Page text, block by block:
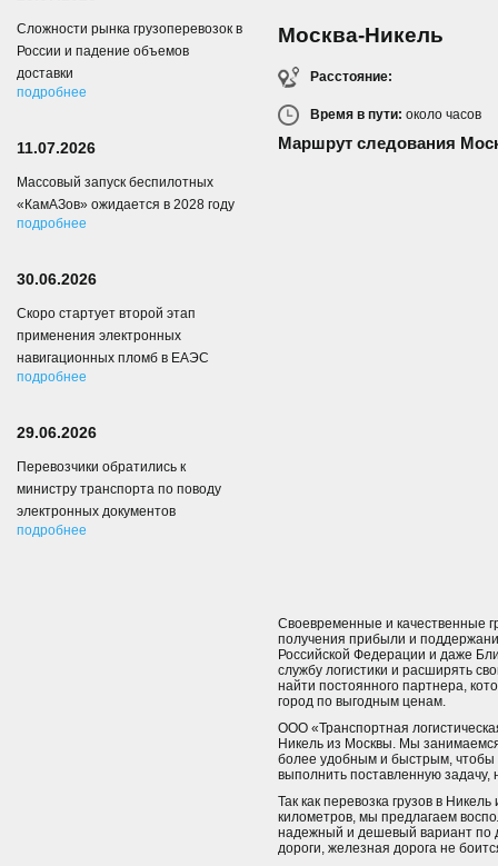
Москва-Никель
Расстояние:
Время в пути: около часов
Маршрут следования
Своевременные и качественные
получения прибыли и
Российской Федерации и даже
службу логистики и расширять
найти постоянного партнера,
город по выгодным ценам.
ООО «Транспортная
Никель из Москвы. Мы
более удобным и быстрым, чтобы
выполнить поставленную задачу,
Так как перевозка грузов в
километров, мы предлагаем
надежный и дешевый вариант по
дороги, железная дорога не
Сложности рынка грузоперевозок в
России и падение объемов
доставки
подробнее
11.07.2026
Массовый запуск беспилотных
«КамАЗов» ожидается в 2028 году
подробнее
30.06.2026
Скоро стартует второй этап
применения электронных
навигационных пломб в ЕАЭС
подробнее
29.06.2026
Перевозчики обратились к
министру транспорта по поводу
электронных документов
подробнее